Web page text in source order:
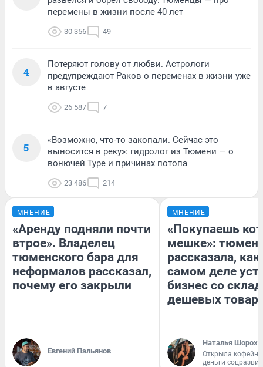
перемены в жизни после 40 лет
30 356 49
4
Потеряют голову от любви. Астрологи
предупреждают Раков о переменах в жизни уже
в августе
26 587 7
5
«Возможно, что-то закопали. Сейчас это
выносится в реку»: гидролог из Тюмени — о
вонючей Туре и причинах потопа
23 486 214
МНЕНИЕ
«Аренду подняли почти
втрое». Владелец
тюменского бара для
неформалов рассказал,
почему его закрыли
Евгений Пальянов
МНЕНИЕ
«Покупаешь
мешке»:
рассказала, как
самом деле
бизнес со
дешевых
Наталья
Открыла
деньги